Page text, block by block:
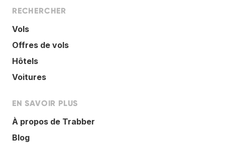
RECHERCHER
Vols
Offres de vols
Hôtels
Voitures
EN SAVOIR PLUS
À propos de Trabber
Blog